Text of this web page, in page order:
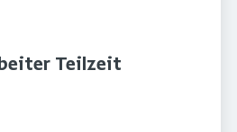
Teilzeit